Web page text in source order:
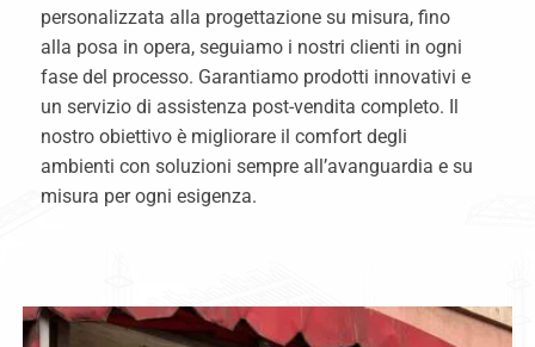
personalizzata alla progettazione su misura, fino
alla posa in opera, seguiamo i nostri clienti in ogni
fase del processo. Garantiamo prodotti innovativi e
un servizio di assistenza post-vendita completo. Il
nostro obiettivo è migliorare il comfort degli
ambienti con soluzioni sempre all’avanguardia e su
misura per ogni esigenza.